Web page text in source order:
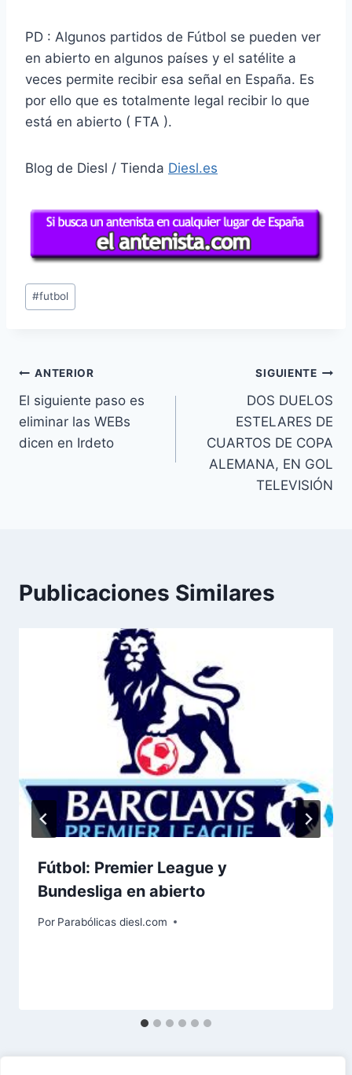
PD : Algunos partidos de Fútbol se pueden ver
en abierto en algunos países y el satélite a
veces permite recibir esa señal en España. Es
por ello que es totalmente legal recibir lo que
está en abierto ( FTA ).
Blog de Diesl / Tienda Diesl.es
Etiquetas
de
#futbol
Navegación
de
entradas
ANTERIOR
El siguiente paso es
eliminar las WEBs
dicen en Irdeto
SIGUIENTE
DOS DUELOS
ESTELARES DE
CUARTOS DE COPA
ALEMANA, EN GOL
TELEVISIÓN
Publicaciones Similares
Fútbol: Premier League y
Bundesliga en abierto
Por Parabólicas diesl.com